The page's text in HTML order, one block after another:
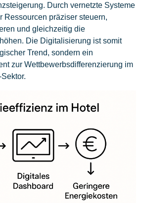
Durch vernetzte Systeme
Ressourcen präziser steuern,
und gleichzeitig die
Die Digitalisierung ist somit
Trend, sondern ein
zur Wettbewerbsdifferenzierung im